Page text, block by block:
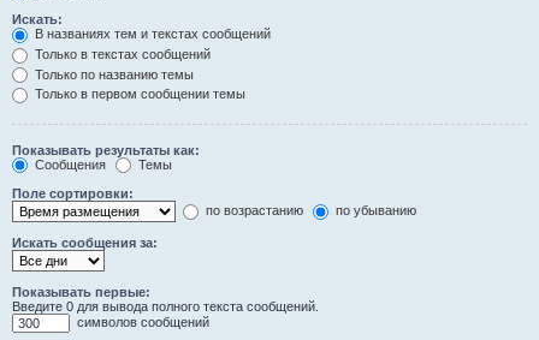
Искать:
В названиях тем и текстах сообщений
Только в текстах сообщений
Только по названию темы
Только в первом сообщении темы
Показывать результаты как:
Сообщения
Темы
Поле сортировки:
по возрастанию
по убыванию
Искать сообщения за:
Показывать первые:
Введите 0 для вывода полного текста сообщений.
символов сообщений